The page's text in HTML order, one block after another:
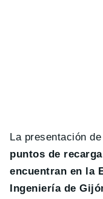
La presentación
puntos de
encuentran en la
Ingeniería de